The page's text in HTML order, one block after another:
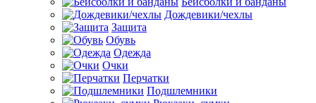
Дождевики/чехлы
Защита
Обувь
Одежда
Очки
Перчатки
Подшлемники